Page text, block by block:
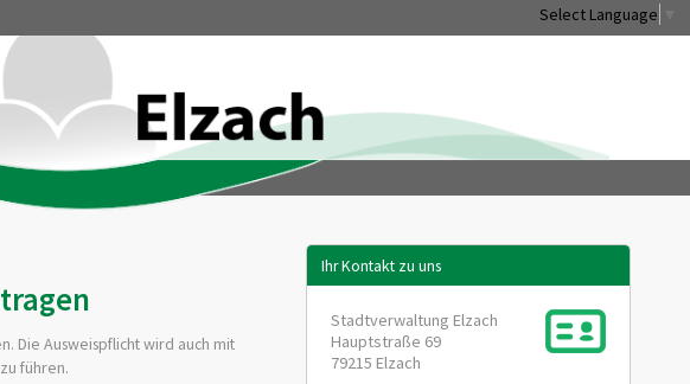
Select Language
Die Ausweispflicht wird auch mit
führen.
Ihr Kontakt zu uns
Stadtverwaltung Elzach
Hauptstraße 69
79215 Elzach